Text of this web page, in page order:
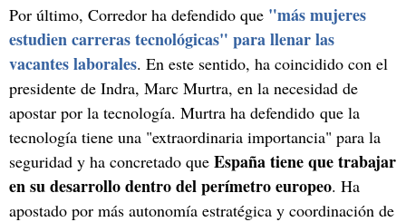
Por último, Corredor ha defendido que "más mujeres
estudien carreras tecnológicas" para llenar las
vacantes laborales. En este sentido, ha coincidido con el
presidente de Indra, Marc Murtra, en la necesidad de
apostar por la tecnología. Murtra ha defendido que la
tecnología tiene una "extraordinaria importancia" para la
seguridad y ha concretado que España tiene que trabajar
en su desarrollo dentro del perímetro europeo. Ha
apostado por más autonomía estratégica y coordinación de